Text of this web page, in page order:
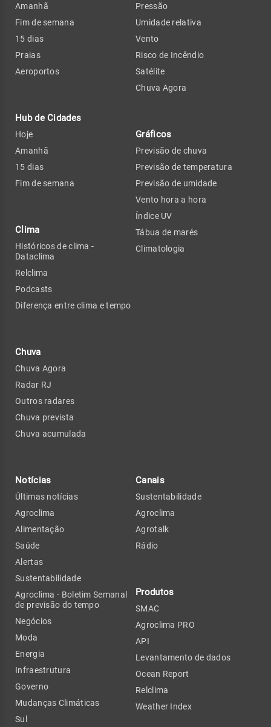
Amanhã
Fim de semana
15 dias
Praias
Aeroportos
Hub de Cidades
Hoje
Amanhã
15 dias
Fim de semana
Clima
Históricos de clima -
Dataclima
Relclima
Podcasts
Diferença entre clima e tempo
Chuva
Chuva Agora
Radar RJ
Outros radares
Chuva prevista
Chuva acumulada
Pressão
Umidade relativa
Vento
Risco de Incêndio
Satélite
Chuva Agora
Gráficos
Previsão de chuva
Previsão de temperatura
Previsão de umidade
Vento hora a hora
Índice UV
Tábua de marés
Climatologia
Notícias
Últimas notícias
Agroclima
Alimentação
Saúde
Alertas
Sustentabilidade
Agroclima - Boletim Semanal
de previsão do tempo
Negócios
Moda
Energia
Infraestrutura
Governo
Mudanças Climáticas
Sul
Canais
Sustentabilidade
Agroclima
Agrotalk
Rádio
Produtos
SMAC
Agroclima PRO
API
Levantamento de dados
Ocean Report
Relclima
Weather Index